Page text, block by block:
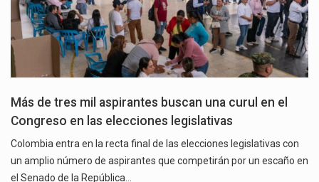
Más de tres mil aspirantes buscan una curul en el
Congreso en las elecciones legislativas
Colombia entra en la recta final de las elecciones legislativas con
un amplio número de aspirantes que competirán por un escaño en
el Senado de la República…